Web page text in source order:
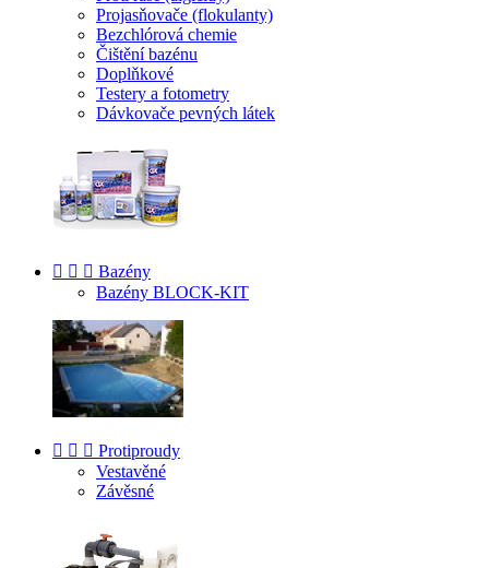
Projasňovače (flokulanty)
Bezchlórová chemie
Čištění bazénu
Doplňkové
Testery a fotometry
Dávkovače pevných látek
   Bazény
Bazény BLOCK-KIT
   Protiproudy
Vestavěné
Závěsné